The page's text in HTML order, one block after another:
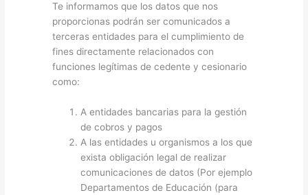
Te informamos que los datos que nos
proporcionas podrán ser comunicados a
terceras entidades para el cumplimiento de
fines directamente relacionados con
funciones legítimas de cedente y cesionario
como:
A entidades bancarias para la gestión
de cobros y pagos
A las entidades u organismos a los que
exista obligación legal de realizar
comunicaciones de datos (Por ejemplo
Departamentos de Educación (para